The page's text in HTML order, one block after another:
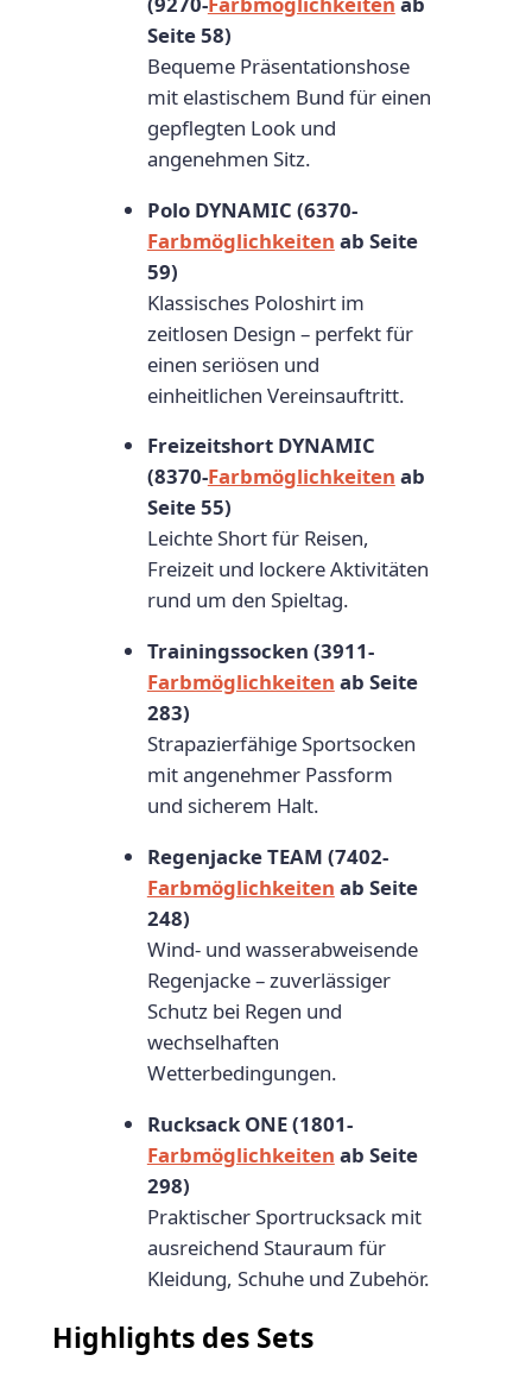
Seite 58)
Bequeme Präsentationshose
mit elastischem Bund für einen
gepflegten Look und
angenehmen Sitz.
Polo DYNAMIC (6370-
Farbmöglichkeiten ab Seite
59)
Klassisches Poloshirt im
zeitlosen Design – perfekt für
einen seriösen und
einheitlichen Vereinsauftritt.
Freizeitshort DYNAMIC
(8370-Farbmöglichkeiten ab
Seite 55)
Leichte Short für Reisen,
Freizeit und lockere Aktivitäten
rund um den Spieltag.
Trainingssocken (3911-
Farbmöglichkeiten ab Seite
283)
Strapazierfähige Sportsocken
mit angenehmer Passform
und sicherem Halt.
Regenjacke TEAM (7402-
Farbmöglichkeiten ab Seite
248)
Wind- und wasserabweisende
Regenjacke – zuverlässiger
Schutz bei Regen und
wechselhaften
Wetterbedingungen.
Rucksack ONE (1801-
Farbmöglichkeiten ab Seite
298)
Praktischer Sportrucksack mit
ausreichend Stauraum für
Kleidung, Schuhe und Zubehör.
Highlights des Sets